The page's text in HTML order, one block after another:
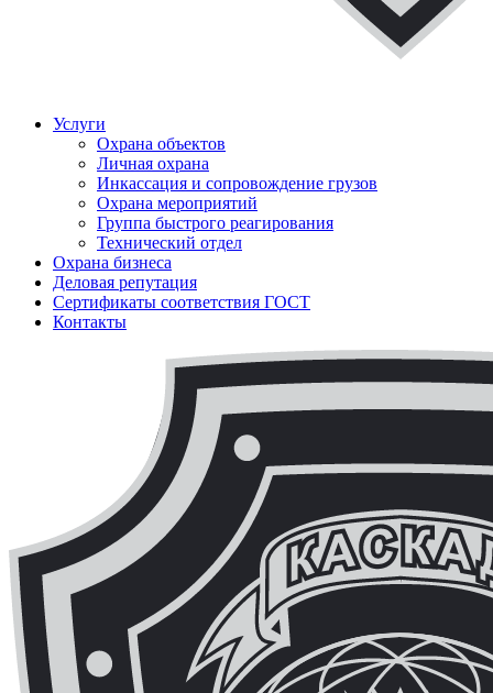
Услуги
Охрана объектов
Личная охрана
Инкассация и сопровождение грузов
Охрана мероприятий
Группа быстрого реагирования
Технический отдел
Охрана бизнеса
Деловая репутация
Сертификаты соответствия ГОСТ
Контакты